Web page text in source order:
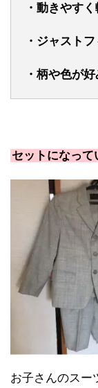
・動きやす
・ジャスト
・柄や色が
セットになって
お子さんのスー